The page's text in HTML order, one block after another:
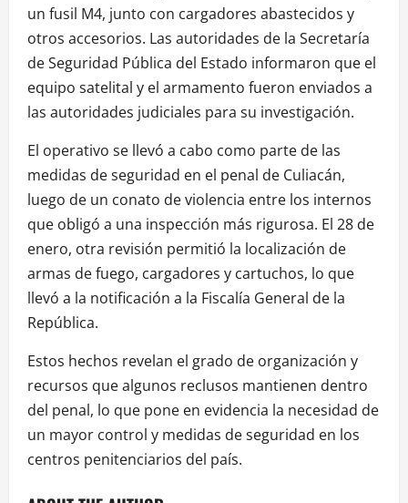
un fusil M4, junto con cargadores abastecidos y
otros accesorios. Las autoridades de la Secretaría
de Seguridad Pública del Estado informaron que el
equipo satelital y el armamento fueron enviados a
las autoridades judiciales para su investigación.
El operativo se llevó a cabo como parte de las
medidas de seguridad en el penal de Culiacán,
luego de un conato de violencia entre los internos
que obligó a una inspección más rigurosa. El 28 de
enero, otra revisión permitió la localización de
armas de fuego, cargadores y cartuchos, lo que
llevó a la notificación a la Fiscalía General de la
República.
Estos hechos revelan el grado de organización y
recursos que algunos reclusos mantienen dentro
del penal, lo que pone en evidencia la necesidad de
un mayor control y medidas de seguridad en los
centros penitenciarios del país.